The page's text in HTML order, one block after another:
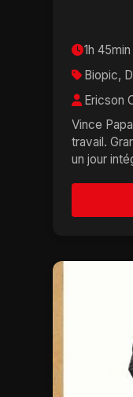
1h 45min
Biopic,
Ericson
Vince
travail.
un jour